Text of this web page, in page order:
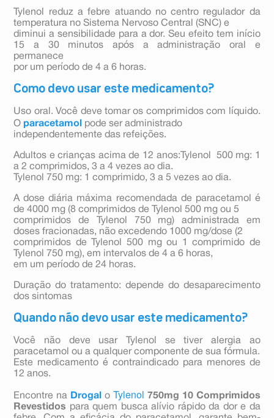
Tylenol reduz a febre atuando no centro regulador da
temperatura no Sistema Nervoso Central (SNC) e
diminui a sensibilidade para a dor. Seu efeito tem início
15 a 30 minutos após a administração oral e
permanece
por um período de 4 a 6 horas.
Como devo usar este medicamento?
Uso oral. Você deve tomar os comprimidos com líquido.
Oparacetamol
pode ser administrado
independentemente das refeições.
Adultos e crianças acima de 12 anos:Tylenol 500 mg: 1
a 2 comprimidos, 3 a 4 vezes ao dia.
Tylenol 750 mg: 1 comprimido, 3 a 5 vezes ao dia.
A dose diária máxima recomendada de paracetamol é
de 4000 mg (8 comprimidos de Tylenol 500 mg ou 5
comprimidos de Tylenol 750 mg) administrada em
doses fracionadas, não excedendo 1000 mg/dose (2
comprimidos de Tylenol 500 mg ou 1 comprimido de
Tylenol 750 mg), em intervalos de 4 a 6 horas,
em um período de 24 horas.
Duração do tratamento: depende do desaparecimento
dos sintomas
Quando não devo usar este medicamento?
Você não deve usar Tylenol se tiver alergia ao
paracetamol ou a qualquer componente de sua fórmula.
Este medicamento é contraindicado para menores de
12 anos.
Encontre na Drogal o Tylenol 750mg 10 Comprimidos
Revestidos para quem busca alívio rápido da dor e da